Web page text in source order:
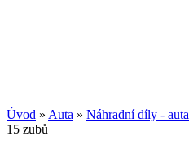
Úvod » Auta » Náhradní díly - auta
15 zubů